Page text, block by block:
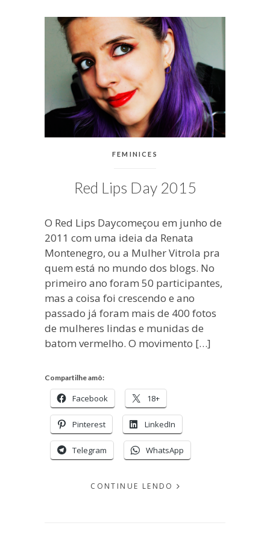
moda
antiga.
CATEGORIAS:
FEMINICES
Red Lips Day 2015
O Red Lips Daycomeçou em junho de
2011 com uma ideia da Renata
Montenegro, ou a Mulher Vitrola pra
quem está no mundo dos blogs. No
primeiro ano foram 50 participantes,
mas a coisa foi crescendo e ano
passado já foram mais de 400 fotos
de mulheres lindas e munidas de
batom vermelho. O movimento […]
Compartilhe amô:
Facebook 18+
Pinterest LinkedIn
Telegram WhatsApp
CONTINUE LENDO